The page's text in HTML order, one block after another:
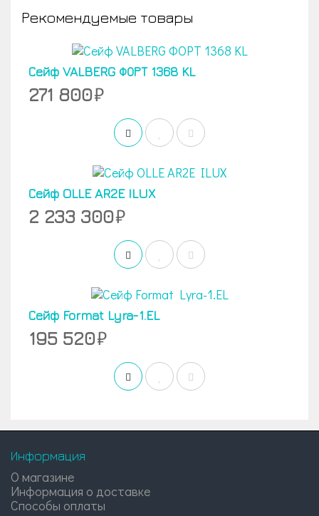
Рекомендуемые товары
Сейф VALBERG ФОРТ 1368 KL
271 800
Сейф OLLE AR2E ILUX
2 233 300
Сейф Format Lyra-1.EL
195 520
Информация
О магазине
Информация о доставке
Способы оплаты